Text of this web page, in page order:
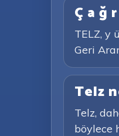
Ç a ğ
TELZ, y
Geri
Telz
Telz,
böylece